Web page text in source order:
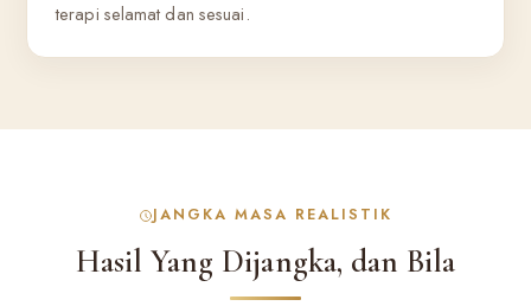
terapi selamat dan sesuai.
JANGKA MASA REALISTIK
Hasil Yang Dijangka, dan Bila